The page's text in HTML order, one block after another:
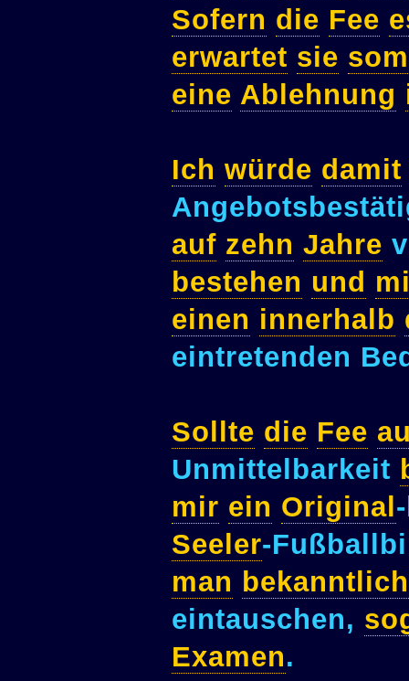
Sofern die Fee
erwartet sie
eine Ablehnung
Ich würde damit
auf zehn Jahre
bestehen und
einen innerhalb
eintretenden
Sollte die Fee
Unmittelbarkeit
mir ein Original
Seeler-
man bekanntlich
eintauschen,
Examen.